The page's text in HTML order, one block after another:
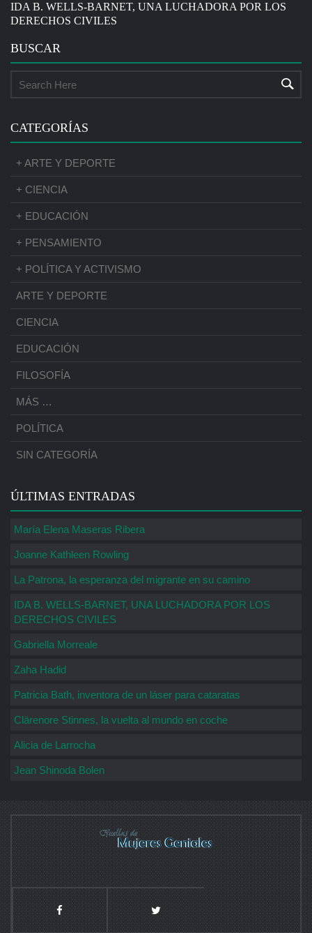
IDA B. WELLS-BARNET, UNA LUCHADORA POR LOS
DERECHOS CIVILES
BUSCAR
CATEGORÍAS
+ ARTE Y DEPORTE
+ CIENCIA
+ EDUCACIÓN
+ PENSAMIENTO
+ POLÍTICA Y ACTIVISMO
ARTE Y DEPORTE
CIENCIA
EDUCACIÓN
FILOSOFÍA
MÁS …
POLÍTICA
SIN CATEGORÍA
ÚLTIMAS ENTRADAS
María Elena Maseras Ribera
Joanne Kathleen Rowling
La Patrona, la esperanza del migrante en su camino
IDA B. WELLS-BARNET, UNA LUCHADORA POR LOS
DERECHOS CIVILES
Gabriella Morreale
Zaha Hadid
Patricia Bath, inventora de un láser para cataratas
Clärenore Stinnes, la vuelta al mundo en coche
Alicia de Larrocha
Jean Shinoda Bolen